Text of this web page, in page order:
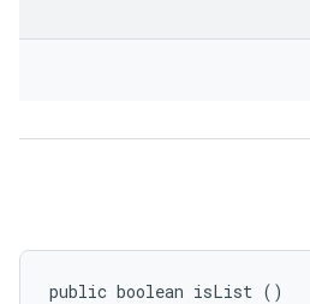
public boolean isList ()